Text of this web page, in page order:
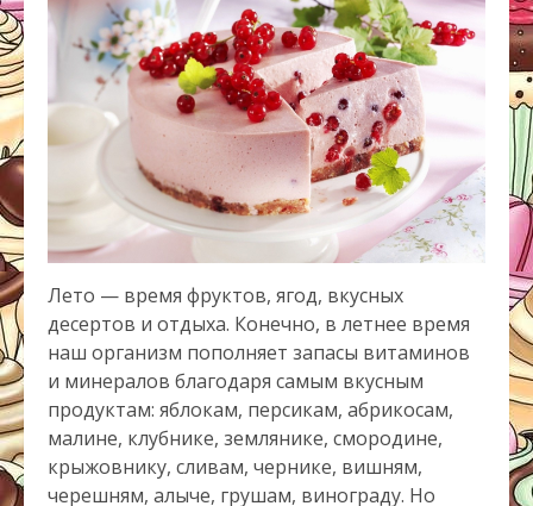
Лето — время фруктов, ягод, вкусных
десертов и отдыха. Конечно, в летнее время
наш организм пополняет запасы витаминов
и минералов благодаря самым вкусным
продуктам: яблокам, персикам, абрикосам,
малине, клубнике, землянике, смородине,
крыжовнику, сливам, чернике, вишням,
черешням, алыче, грушам, винограду. Но